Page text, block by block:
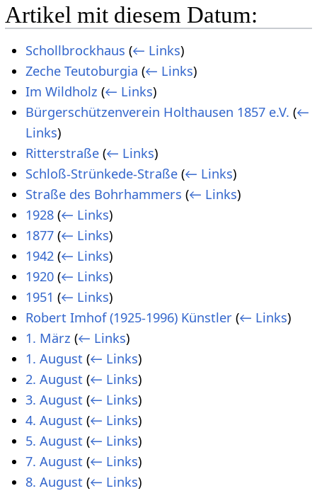
Artikel mit diesem Datum:
Schollbrockhaus (← Links)
Zeche Teutoburgia (← Links)
Im Wildholz (← Links)
Bürgerschützenverein Holthausen 1857 e.V. (←
Links)
Ritterstraße (← Links)
Schloß-Strünkede-Straße (← Links)
Straße des Bohrhammers (← Links)
1928 (← Links)
1877 (← Links)
1942 (← Links)
1920 (← Links)
1951 (← Links)
Robert Imhof (1925-1996) Künstler (← Links)
1. März (← Links)
1. August (← Links)
2. August (← Links)
3. August (← Links)
4. August (← Links)
5. August (← Links)
7. August (← Links)
8. August (← Links)